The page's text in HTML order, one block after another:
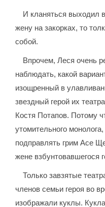
И кланяться выходил
жену на закорках, то
собой.
Впрочем, Леся очень
наблюдать, какой
изощренный в
звездный герой их
Костя Потапов. Потому
утомительного
подправлять грим Асе
жене взбунтовавшегося
Только завзятые
членов семьи героя во
изображали куклы.